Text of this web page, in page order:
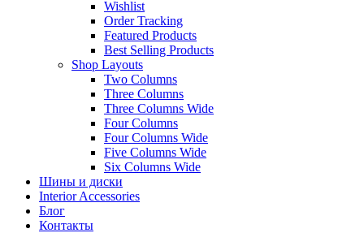
Wishlist
Order Tracking
Featured Products
Best Selling Products
Shop Layouts
Two Columns
Three Columns
Three Columns Wide
Four Columns
Four Columns Wide
Five Columns Wide
Six Columns Wide
Шины и диски
Interior Accessories
Блог
Контакты